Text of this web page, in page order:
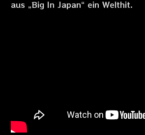
aus „Big In Japan“ ein Welthit.